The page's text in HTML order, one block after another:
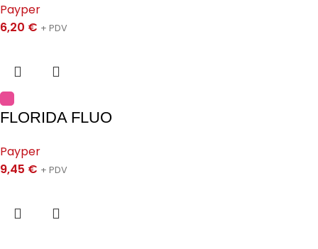
Payper
6,20 € + PDV
FLORIDA FLUO
Payper
9,45 € + PDV